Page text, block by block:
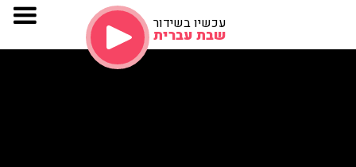
עכשיו בשידור
שבת עברית